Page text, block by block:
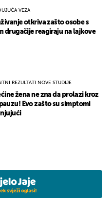
VEZA
otkriva zašto osobe s
drugačije reagiraju na lajkove
REZULTATI NOVE STUDIJE
žena ne zna da prolazi kroz
Evo zašto su simptomi